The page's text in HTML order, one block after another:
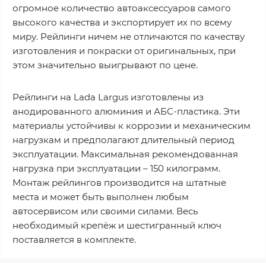
огромное количество автоаксессуаров самого
высокого качества и экспортирует их по всему
миру. Рейлинги ничем не отличаются по качеству
изготовления и покраски от оригинальных, при
этом значительно выигрывают по цене.
Рейлинги на Lada Largus изготовлены из
анодированного алюминия и АБС-пластика. Эти
материалы устойчивы к коррозии и механическим
нагрузкам и предполагают длительный период
эксплуатации. Максимальная рекомендованная
нагрузка при эксплуатации – 150 килограмм.
Монтаж рейлингов производится на штатные
места и может быть выполнен любым
автосервисом или своими силами. Весь
необходимый крепёж и шестигранный ключ
поставляется в комплекте.